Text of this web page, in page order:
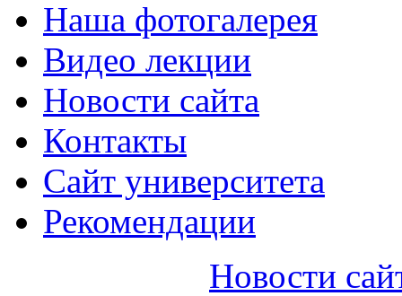
Наша фотогалерея
Видео лекции
Новости сайта
Контакты
Cайт университета
Рекомендации
Новости